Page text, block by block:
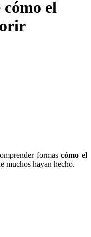
el
formascómo el
muchos hayan hecho.